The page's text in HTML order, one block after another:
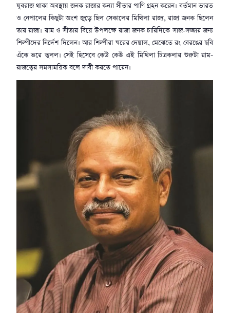
যুবরাজ থাকা অবস্থায় জনক রাজার কন্যা সীতার পাণি গ্রহন করেন। বর্তমান ভারত
ও নেপালের কিছুটা অংশ জুড়ে ছিল সেকালের মিথিলা রাজ্য, রাজা জনক ছিলেন
তার রাজা। রাম ও সীতার বিয়ে উপলক্ষে রাজা জনক চারিদিকে সাজ-সজ্জার জন্য
শিল্পীদের নির্দেশ দিলেন। আর শিল্পীরা ঘরের দেয়াল, মেঝেতে রং বেরঙের ছবি
এঁকে ভরে তুলল। সেই হিসেবে কেউ কেউ এই মিথিলা চিত্রকলার শুরুটা রাম-
রাজত্বের সমসাময়িক বলে দাবী করতে পারেন।